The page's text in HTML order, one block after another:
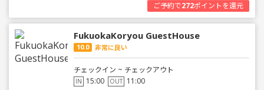
ご予約で272ポイントを還元
FukuokaKoryou GuestHouse
10.0 非常に良い
チェックイン ~ チェックアウト
IN 15:00 OUT 11:00